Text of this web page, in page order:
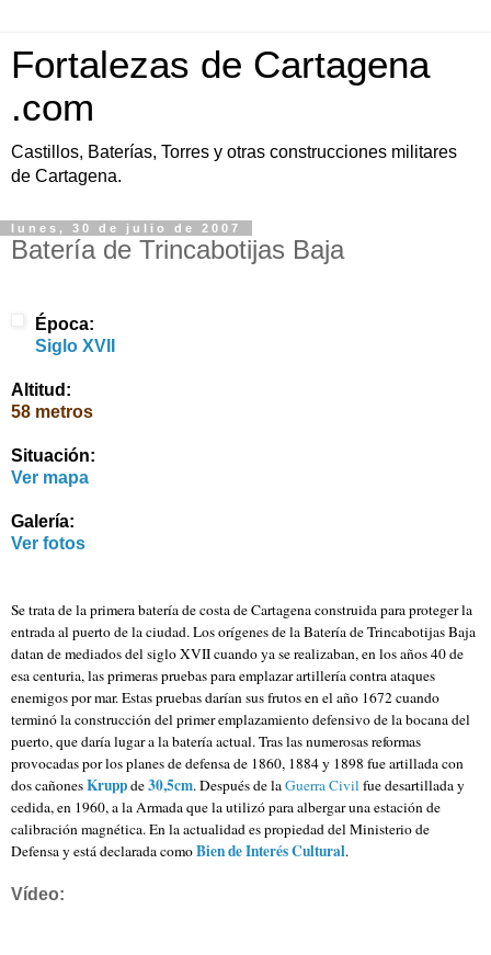
Fortalezas de Cartagena
.com
Castillos, Baterías, Torres y otras construcciones militares
de Cartagena.
lunes, 30 de julio de 2007
Batería de Trincabotijas Baja
Época:
Siglo XVII
Altitud:
58 metros
Situación:
Ver mapa
Galería:
Ver fotos
Se trata de la primera batería de costa de Cartagena construida para proteger la
entrada al puerto de la ciudad. Los orígenes de la Batería de Trincabotijas Baja
datan de mediados del siglo XVII cuando ya se realizaban, en los años 40 de
esa centuria, las primeras pruebas para emplazar artillería contra ataques
enemigos por mar. Estas pruebas darían sus frutos en el año 1672 cuando
terminó la construcción del primer emplazamiento defensivo de la bocana del
puerto, que daría lugar a la batería actual. Tras las numerosas reformas
provocadas por los planes de defensa de 1860, 1884 y 1898 fue artillada con
dos cañonesKruppde30,5cm. Después de laGuerra Civilfue desartillada y
cedida, en 1960, a la Armada que la utilizó para albergar una estación de
calibración magnética. En la actualidad es propiedad del Ministerio de
Defensa y está declarada comoBien de Interés Cultural.
Vídeo: